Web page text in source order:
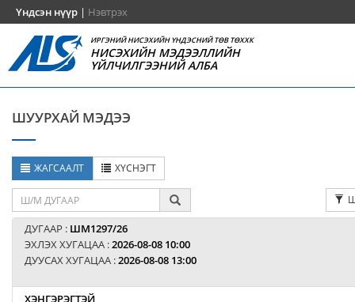
Үндсэн нүүр | Нэвтрэх
ИРГЭНИЙ НИСЭХИЙН ҮНДЭСНИЙ ТӨВ ТӨХХК
НИСЭХИЙН МЭДЭЭЛЛИЙН
ҮЙЛЧИЛГЭЭНИЙ АЛБА
ШУУРХАЙ МЭДЭЭ
ЖАГСААЛТ ХҮСНЭГТ
ДУГААР : ШМ1297/26
ЭХЛЭХ ХУГАЦАА :2026-08-08 10:00
ДУУСАХ ХУГАЦАА :2026-08-08 13:00
ХЭНГЭРЭГТЭЙ